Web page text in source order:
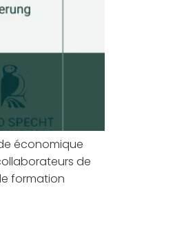
économique
de
formation